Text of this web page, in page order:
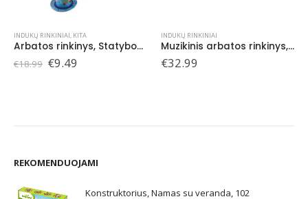
Arbatos rinkinys, Statybos, 7 det.
INDUKŲ RINKINIAI
Muzikinis arbatos rinkinys, Geriausios draugės, 9 det.
€ 32.99
INDUKŲ RINKINIAI
€34.99
REKOMENDUOJAMI
Konstruktorius, Namas su veranda, 102